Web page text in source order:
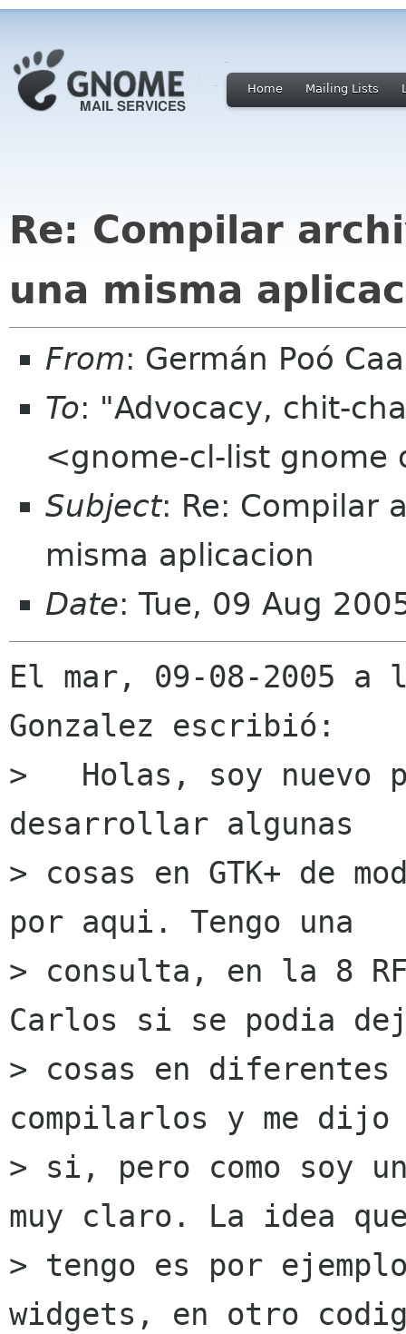
Home Mailing Lists
Re: Compilar
una misma
From: Germán Poó
To: "Advocacy, chit-
<gnome-cl-list gnome
Subject: Re: Compilar
misma aplicacion
Date: Tue, 09 Aug
El mar, 09-08-2005 a
Gonzalez escribió:
>   Holas, soy nuevo
desarrollar algunas
> cosas en GTK+ de
por aqui. Tengo una
> consulta, en la 8
Carlos si se podia
> cosas en diferentes
compilarlos y me dijo
> si, pero como soy
muy claro. La idea
> tengo es por
widgets, en otro